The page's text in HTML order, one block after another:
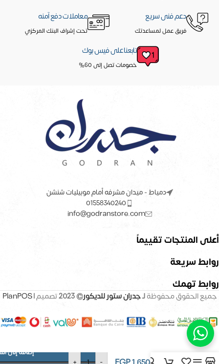
دعم فنى سريع
فريق عمل لمساعدتك
معاملات دفع آمنه
تحت إشراف البنك المركزي
تابعنا على فيس بوك
خصومات تصل إلى 60%
دمياط - ميدان مشرفه أمام موبيليات شنشن
01558340240
info@godranstore.com
أعلى المنتجات تقييماً
روابط سريعة
روابط تهمك
جميع الحقوق محفوظةلـجدران ستور للديكور© 2023 تصميم |PlanPOS
ورق حائط –
إضافة إلى